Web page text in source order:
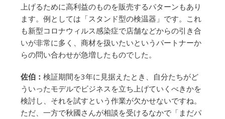
上げるために高利益のものを販売するパターンもあり
ます。例としては「スタンド型の検温器」です。これ
も新型コロナウィルス感染症で店舗などからの引き合
いが非常に多く、商材を扱いたいというパートナーか
らの問い合わせが急増したものでした。
佐伯： 検証期間を3年に見据えたとき、自分たちがど
ういったモデルでビジネスを立ち上げていくべきかを
検討し、それを試すという作業が欠かせないですね。
ただ、一方で秋國さんが相談を受けるなかで「まだパ